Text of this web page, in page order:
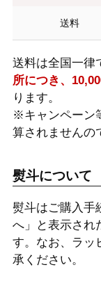
送料
送料は全国一律
所につき、
ります。
※キャンペーン
算されませんの
熨斗について
熨斗はご購入手
へ」と表示され
す。なお、ラッ
承ください。